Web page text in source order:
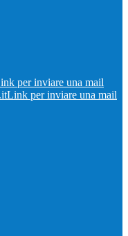
per inviare una mail
Link per inviare una mail